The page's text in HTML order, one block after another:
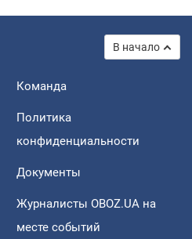
В начало
Команда
Политика
конфиденциальности
Документы
Журналисты OBOZ.UA на
месте событий